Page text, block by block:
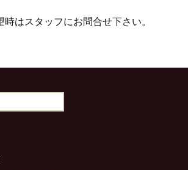
はスタッフにお問合せ下さい。